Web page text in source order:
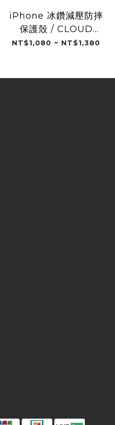
iPhone 冰鑽減壓防摔
保護殼 / CLOUD
WALK(格格Blue)
NT$1,080 ~ NT$1,380